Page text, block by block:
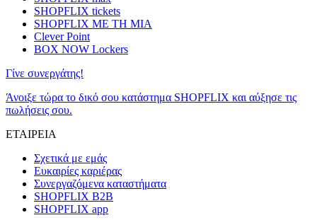
SHOPFLIX tickets
SHOPFLIX ΜΕ ΤΗ ΜΙΑ
Clever Point
BOX NOW Lockers
Γίνε συνεργάτης!
Άνοιξε τώρα το δικό σου κατάστημα SHOPFLIX και αύξησε τις
πωλήσεις σου.
ΕΤΑΙΡΕΙΑ
Σχετικά με εμάς
Ευκαιρίες καριέρας
Συνεργαζόμενα καταστήματα
SHOPFLIX B2B
SHOPFLIX app